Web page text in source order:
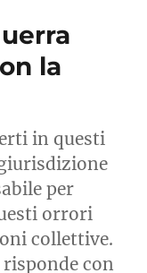
la
in questi
per
orrori
collettive.
con